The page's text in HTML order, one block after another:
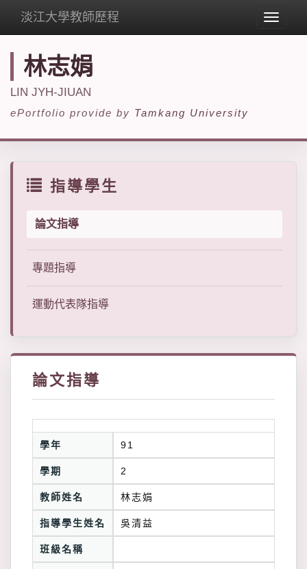
Toggle
淡江大學教師歷程
林志娟
LIN JYH-JIUAN
ePortfolio provide by Tamkang University
指導學生
論文指導
專題指導
運動代表隊指導
論文指導
學年 91
學期 2
教師姓名 林志娟
指導學生姓名 吳清益
班級名稱